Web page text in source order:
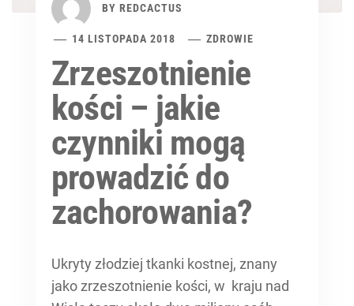
BY REDCACTUS
14 LISTOPADA 2018 ZDROWIE
Zrzeszotnienie
kości – jakie
czynniki mogą
prowadzić do
zachorowania?
Ukryty złodziej tkanki kostnej, znany
jako zrzeszotnienie kości, w kraju nad